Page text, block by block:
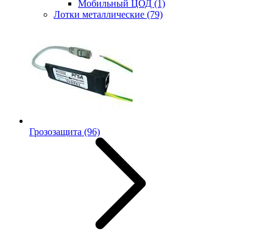
Мобильный ЦОД (1)
Лотки металлические (79)
Грозозащита (96)